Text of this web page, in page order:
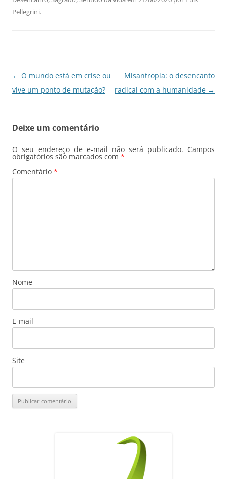
b
Pellegrini.
Navegação
de
← O mundo está em crise ou
vive um ponto de mutação?
Misantropia: o desencanto
radical com a humanidade →
Deixe um comentário
O seu endereço de e-mail não será publicado. Campos
obrigatórios são marcados com *
Comentário *
Nome
E-mail
Site